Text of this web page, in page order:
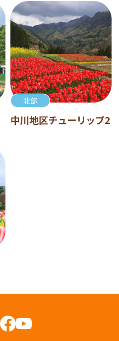
北部
中川地区チューリップ2